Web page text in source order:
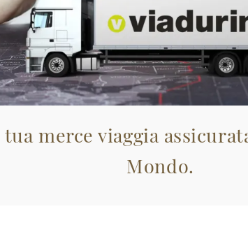
tua merce viaggia
Mondo.